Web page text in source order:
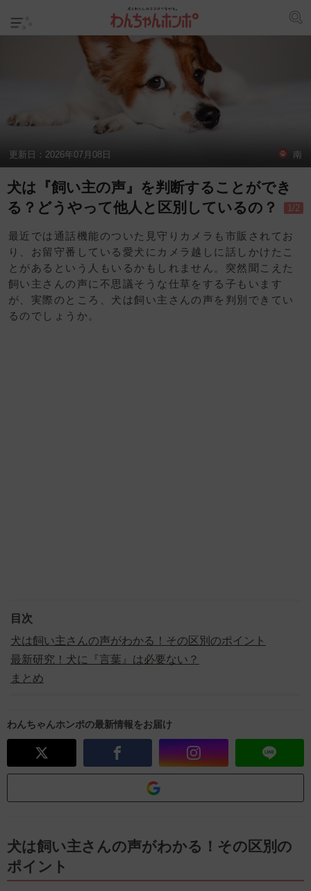
更新日： 2026年07月08日 南
犬は『飼い主の声』を判断することができ
る？どうやって他人と区別しているの？
1/2
最近では通話機能のついた見守りカメラも市販されてお
り、お留守番している愛犬にカメラ越しに話しかけたこ
とがあるという人もいるかもしれません。突然聞こえた
飼い主さんの声に不思議そうな仕草をする子もいます
が、実際のところ、犬は飼い主さんの声を判別できてい
るのでしょうか。
目次
犬は飼い主さんの声がわかる！その区別のポイント
最新研究！犬に『言葉』は必要ない？
まとめ
わんちゃんホンポの最新情報をお届け
犬は飼い主さんの声がわかる！その区別の
ポイント